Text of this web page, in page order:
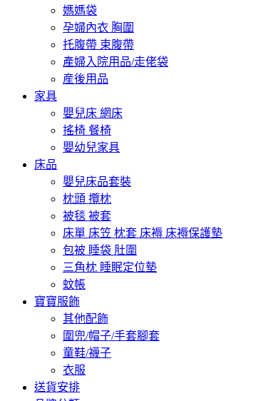
媽媽袋
孕婦內衣 胸圍
托腹帶 束腹帶
產婦入院用品/走佬袋
産後用品
家具
嬰兒床 網床
搖椅 餐椅
嬰幼兒家具
床品
嬰兒床品套裝
枕頭 攬枕
被毯 被套
床單 床笠 枕套 床褥 床褥保護墊
包被 睡袋 肚圍
三角枕 睡眠定位墊
蚊帳
寶寶服飾
其他配飾
圍兜/帽子/手套腳套
童鞋/襪子
衣服
送貨安排